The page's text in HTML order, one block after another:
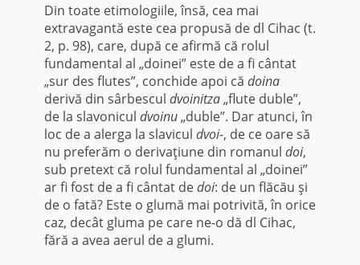
Din toate etimologiile, însă, cea mai
extravagantă este cea propusă de dl Cihac (t.
2, p. 98), care, după ce afirmă că rolul
fundamental al „doinei” este de a fi cântat
„sur des flutes”, conchide apoi că doina
derivă din sârbescul dvoinitza„flute duble”,
de la slavonicul dvoinu„duble”. Dar atunci, în
loc de a alerga la slavicul dvoi-, de ce oare să
nu preferăm o derivaţiune din romanul doi,
sub pretext că rolul fundamental al „doinei”
ar fi fost de a fi cântat dedoi: de un flăcău şi
de o fată? Este o glumă mai potrivită, în orice
caz, decât gluma pe care ne-o dă dl Cihac,
fără a avea aerul de a glumi.